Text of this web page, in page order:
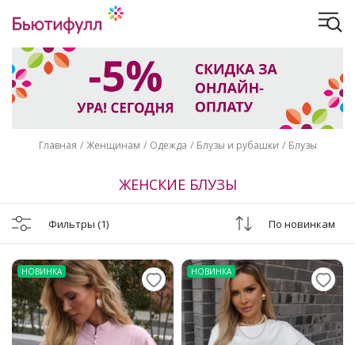
Главная Женщинам Одежда Блузы и рубашки Блузы
ЖЕНСКИЕ БЛУЗЫ
Фильтры (1) По новинкам
НОВИНКА НОВИНКА